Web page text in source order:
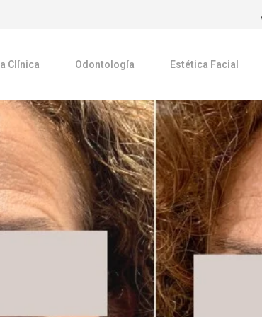
Clínica Odontología Estética Facial